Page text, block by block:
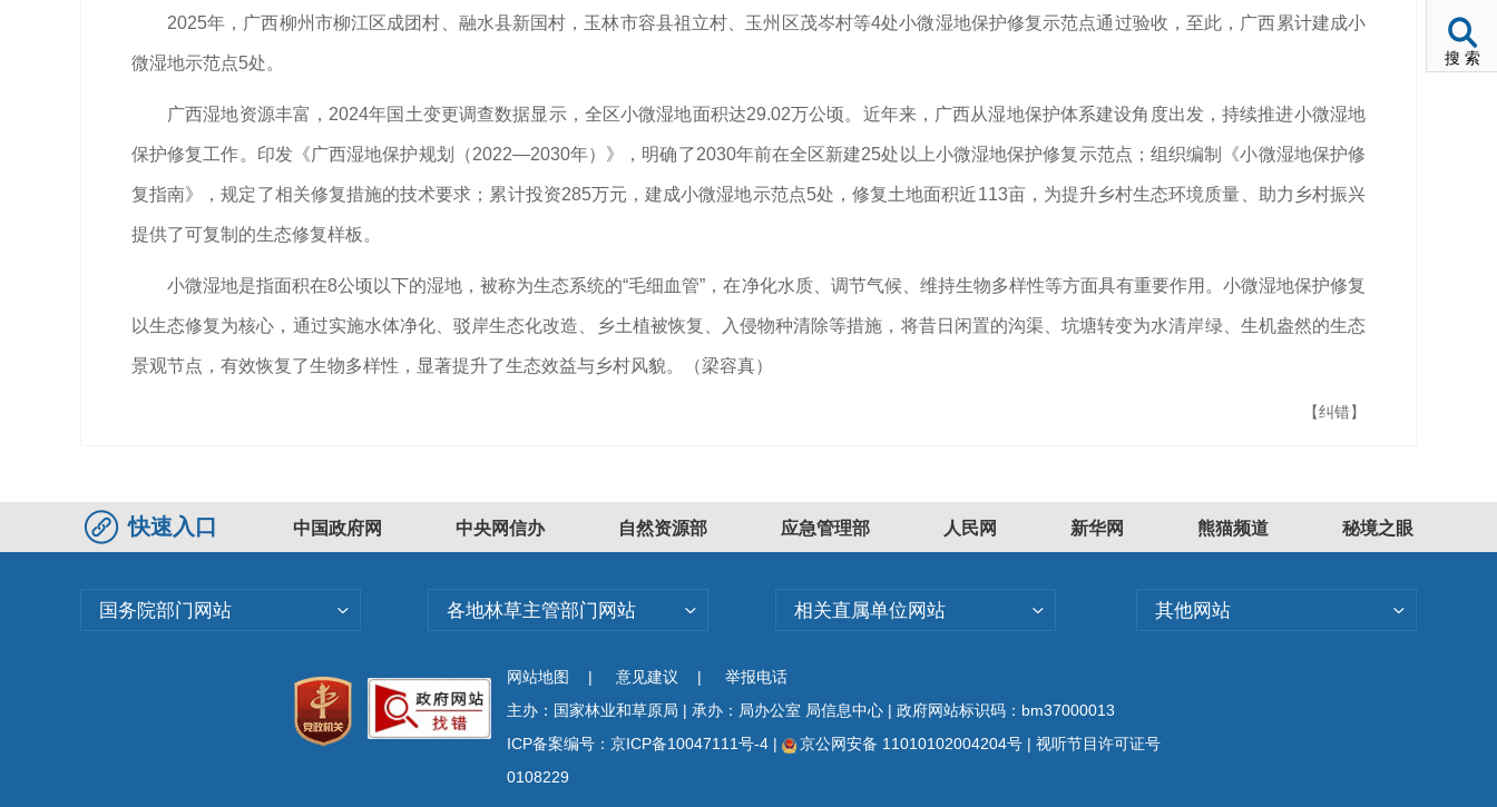
2025年，广西柳州市柳江区成团村、融水县新国村，玉林市容县祖立村、玉州区茂岑村等4处小微湿地保护修复示范点通过验收，至此，广西累计建成小
微湿地示范点5处。
广西湿地资源丰富，2024年国土变更调查数据显示，全区小微湿地面积达29.02万公顷。近年来，广西从湿地保护体系建设角度出发，持续推进小微湿地
保护修复工作。印发《广西湿地保护规划（2022—2030年）》，明确了2030年前在全区新建25处以上小微湿地保护修复示范点；组织编制《小微湿地保护修
复指南》，规定了相关修复措施的技术要求；累计投资285万元，建成小微湿地示范点5处，修复土地面积近113亩，为提升乡村生态环境质量、助力乡村振兴
提供了可复制的生态修复样板。
小微湿地是指面积在8公顷以下的湿地，被称为生态系统的“毛细血管”，在净化水质、调节气候、维持生物多样性等方面具有重要作用。小微湿地保护修复
以生态修复为核心，通过实施水体净化、驳岸生态化改造、乡土植被恢复、入侵物种清除等措施，将昔日闲置的沟渠、坑塘转变为水清岸绿、生机盎然的生态
景观节点，有效恢复了生物多样性，显著提升了生态效益与乡村风貌。 （梁容真）
【纠错】
快速入口 中国政府网 中央网信办 自然资源部 应急管理部 人民网 新华网 熊猫频道 秘境之眼
国务院部门网站 各地林草主管部门网站 相关直属单位网站 其他网站
网站地图 | 意见建议 |
举报电话
主办：国家林业和草原局 | 承办：局办公室 局信息中心 | 政府网站标识码：bm37000013
ICP备案编号：京ICP备10047111号-4 | 京公网安备 11010102004204号 | 视听节目许可证号
0108229
搜 索